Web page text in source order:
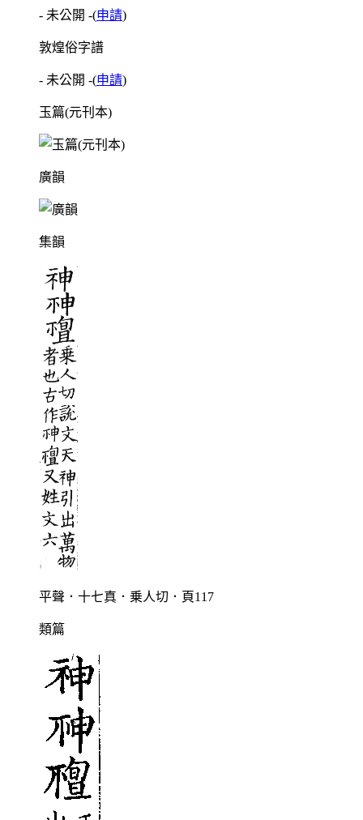
- 未公開 -(申請)
敦煌俗字譜
- 未公開 -(申請)
玉篇(元刊本)
廣韻
集韻
平聲．十七真．乗人切．頁117
類篇